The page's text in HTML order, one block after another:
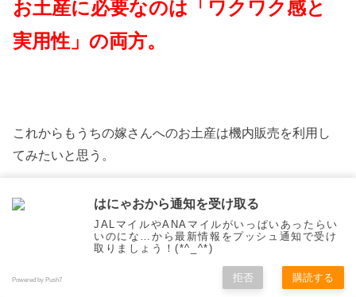
お土産に必要なのは「ワクワク感と
実用性」の両方。
これからもうちの嫁さんへのお土産は機内販売を利用し
てみたいと思う。
スポンサーリンク
はにゃおから通知を受け取る
JALマイルやANAマイルがいっぱいあったらい
いのにな…から最新情報をプッシュ通知で受け
取りましょう！(*^_^*)
Powered by Push7 拒否 購読する